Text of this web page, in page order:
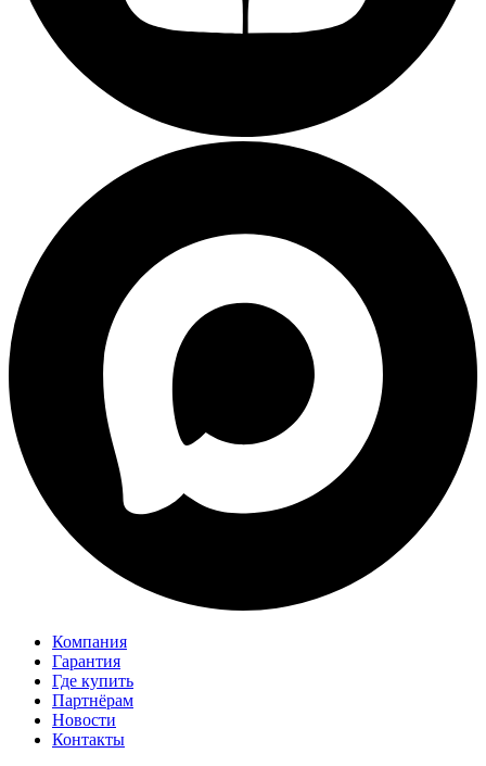
Компания
Гарантия
Где купить
Партнёрам
Новости
Контакты